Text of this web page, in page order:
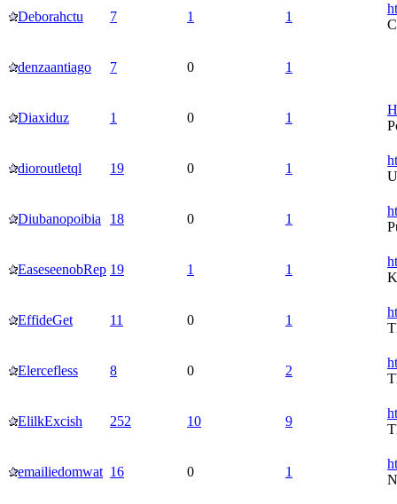
Deborahctu 7 1 1
denzaantiago 7 0 1
Diaxiduz 1 0 1
dioroutletql 19 0 1
Diubanopoibia 18 0 1
EaseseenobRep 19 1 1
EffideGet 11 0 1
Elercefless 8 0 2
ElilkExcish 252 10 9
emailiedomwat 16 0 1